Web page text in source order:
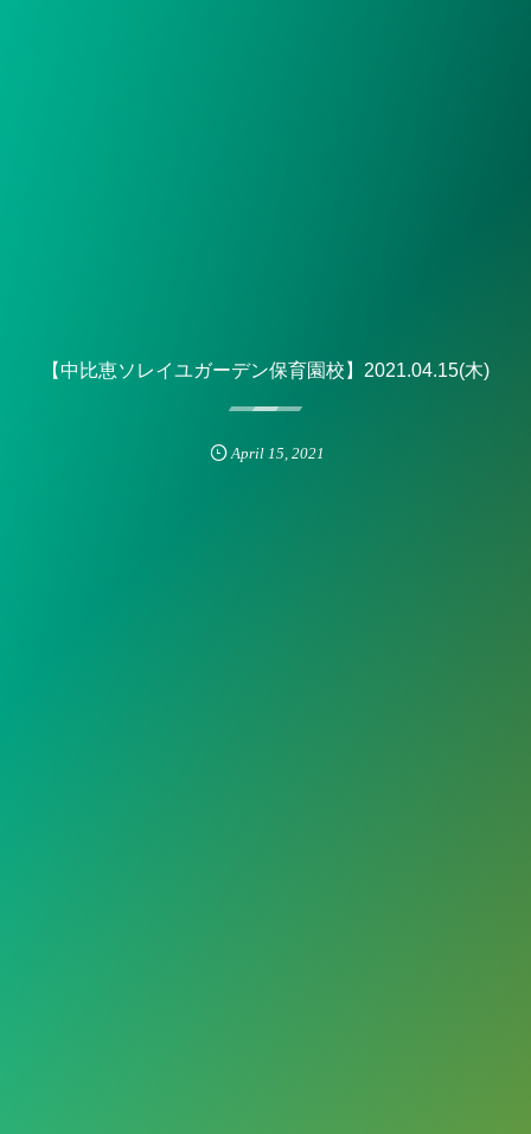
【中比恵ソレイユガーデン保育園校】2021.04.15(木)
April 15 ,2021